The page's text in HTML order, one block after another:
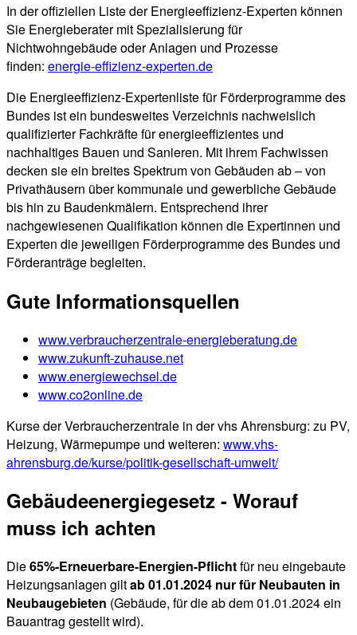
In der offiziellen Liste der Energieeffizienz-Experten können
Sie Energieberater mit Spezialisierung für
Nichtwohngebäude oder Anlagen und Prozesse
finden: energie-effizienz-experten.de
Die Energieeffizienz-Expertenliste für Förderprogramme des
Bundes ist ein bundesweites Verzeichnis nachweislich
qualifizierter Fachkräfte für energieeffizientes und
nachhaltiges Bauen und Sanieren. Mit ihrem Fachwissen
decken sie ein breites Spektrum von Gebäuden ab – von
Privathäusern über kommunale und gewerbliche Gebäude
bis hin zu Baudenkmälern. Entsprechend ihrer
nachgewiesenen Qualifikation können die Expertinnen und
Experten die jeweiligen Förderprogramme des Bundes und
Förderanträge begleiten.
Gute Informationsquellen
www.verbraucherzentrale-energieberatung.de
www.zukunft-zuhause.net
www.energiewechsel.de
www.co2online.de
Kurse der Verbraucherzentrale in der vhs Ahrensburg: zu PV,
Heizung, Wärmepumpe und weiteren: www.vhs-
ahrensburg.de/kurse/politik-gesellschaft-umwelt/
Gebäudeenergiegesetz - Worauf
muss ich achten
Die65%-Erneuerbare-Energien-Pflichtfür neu eingebaute
Heizungsanlagen giltab 01.01.2024 nur für Neubauten in
Neubaugebieten (Gebäude, für die ab dem 01.01.2024 ein
Bauantrag gestellt wird).